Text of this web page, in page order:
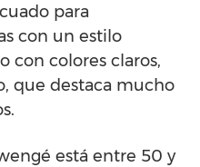
para
con un estilo
con colores claros,
que destaca mucho
está entre 50 y